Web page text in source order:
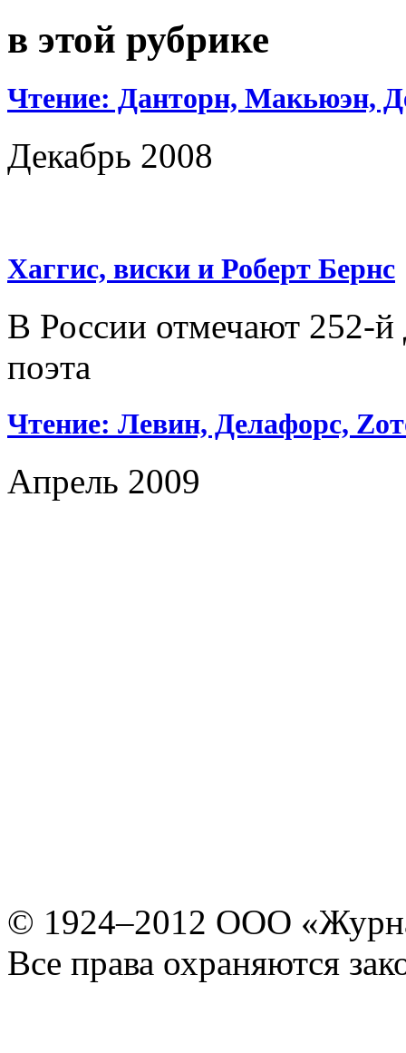
в этой рубрике
Чтение: Данторн, Макьюэн,
Декабрь 2008
Хаггис, виски и Роберт Бернс
В России отмечают 252-й
поэта
Чтение: Левин, Делафорс,
Апрель 2009
© 1924–2012 ООО
Все права охраняются